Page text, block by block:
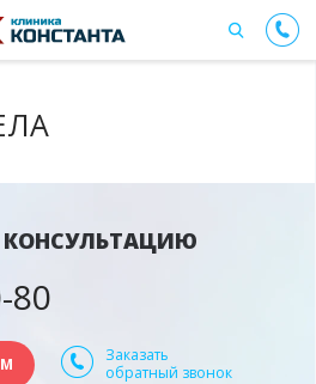
КОНСУЛЬТАЦИЮ
80
Заказать
обратный звонок